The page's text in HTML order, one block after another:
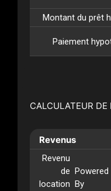
Montant du prêt
Paiement
CALCULATEUR DE
Revenus
Revenu
de
location
Powered
By